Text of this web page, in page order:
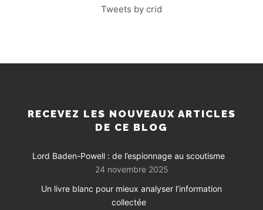
Tweets by crid
RECEVEZ LES NOUVEAUX ARTICLES
DE CE BLOG
Lord Baden-Powell : de l’espionnage au scoutisme
24 novembre 2025
Un livre blanc pour mieux analyser l’information
collectée